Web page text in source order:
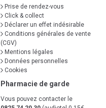
Prise de rendez-vous
Click & collect
Déclarer un effet indésirable
Conditions générales de vente
(CGV)
Mentions légales
Données personnelles
Cookies
Pharmacie de garde
Vous pouvez contacter le